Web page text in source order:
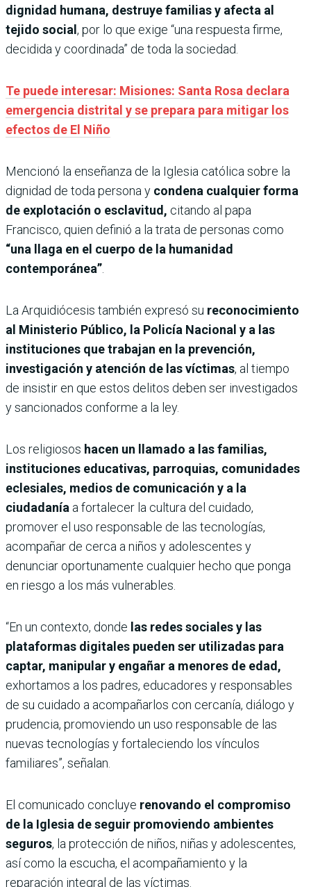
dignidad humana, destruye familias y afecta al
tejido social , por lo que exige “una respuesta firme,
decidida y coordinada” de toda la sociedad.
Te puede interesar: Misiones: Santa Rosa declara
emergencia distrital y se prepara para mitigar los
efectos de El Niño
Mencionó la enseñanza de la Iglesia católica sobre la
dignidad de toda persona y condena cualquier forma
de explotación o esclavitud, citando al papa
Francisco, quien definió a la trata de personas como
“una llaga en el cuerpo de la humanidad
contemporánea”
La Arquidiócesis también expresó su reconocimiento
al Ministerio Público, la Policía Nacional y a las
instituciones que trabajan en la prevención,
investigación y atención de las víctimas, al tiempo
de insistir en que estos delitos deben ser investigados
y sancionados conforme a la ley.
Los religiosos hacen un llamado a las familias,
instituciones educativas, parroquias, comunidades
eclesiales, medios de comunicación y a la
ciudadanía a fortalecer la cultura del cuidado,
promover el uso responsable de las tecnologías,
acompañar de cerca a niños y adolescentes y
denunciar oportunamente cualquier hecho que ponga
en riesgo a los más vulnerables.
“En un contexto, donde las redes sociales y las
plataformas digitales pueden ser utilizadas para
captar, manipular y engañar a menores de edad,
exhortamos a los padres, educadores y responsables
de su cuidado a acompañarlos con cercanía, diálogo y
prudencia, promoviendo un uso responsable de las
nuevas tecnologías y fortaleciendo los vínculos
familiares”, señalan.
El comunicado concluye renovando el compromiso
de la Iglesia de seguir promoviendo ambientes
seguros, la protección de niños, niñas y adolescentes,
así como la escucha, el acompañamiento y la
reparación integral de las víctimas.